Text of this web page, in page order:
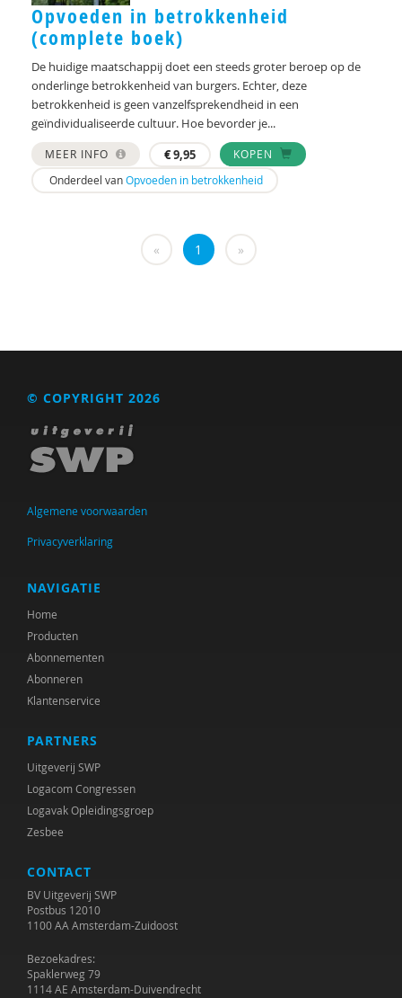
Jolanda Keesom
Marije Kesselring
Anke van Keulen
Saskia Keuzenkamp
Mariska Klein Velderman
Marike Klomp
Bert Lambeir
Daniël Lechner
Yvonne Leeman
Bianca Leest
Jeroen S. Lemmens
Bas Levering
Daniëlle Lokhorst
Jan van Loon
Maartje P. C. M. Luijk
Marijke de Mare
Laura Mastenbroek
Willem Jan Meerding
Sanne ten Meerman
M. Meeuwisse
L.A.L. de Meijer
Opvoeden in betrokkenheid
(complete boek)
De huidige maatschappij doet een steeds groter beroep op de
onderlinge betrokkenheid van burgers. Echter, deze
betrokkenheid is geen vanzelfsprekendheid in een
geïndividualiseerde cultuur. Hoe bevorder je...
MEER INFO €9,95
KOPEN
Onderdeel vanOpvoeden in betrokkenheid
« 1 »
© COPYRIGHT 2026
Algemene voorwaarden
Privacyverklaring
NAVIGATIE
Home
Producten
Abonnementen
Abonneren
Klantenservice
PARTNERS
Uitgeverij SWP
Logacom Congressen
Logavak Opleidingsgroep
Zesbee
CONTACT
BV Uitgeverij SWP
Postbus 12010
1100 AA Amsterdam-Zuidoost
Bezoekadres:
Spaklerweg 79
1114 AE Amsterdam-Duivendrecht